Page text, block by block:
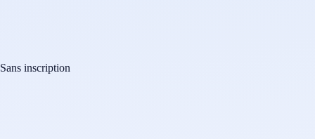
Sans inscription